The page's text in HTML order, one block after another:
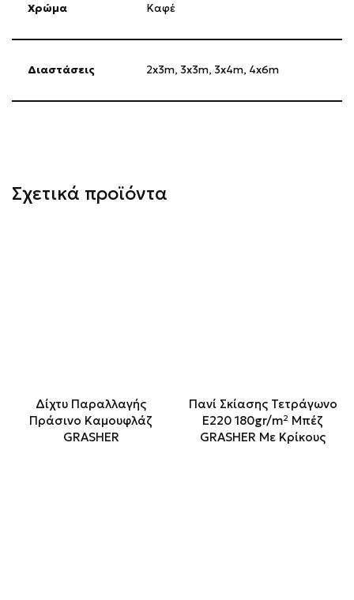
Χρώμα Καφέ
Διαστάσεις 2x3m, 3x3m, 3x4m, 4x6m
Σχετικά προϊόντα
Δίχτυ Παραλλαγής
Πράσινο Καμουφλάζ
GRASHER
Πανί Σκίασης Τετράγωνο
Ε220 180gr/m² Μπέζ
GRASHER Με Κρίκους